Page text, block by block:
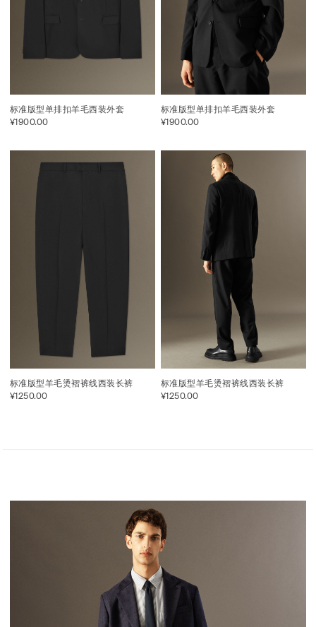
标准版型单排扣羊毛西装外套
¥1900.00
标准版型单排扣羊毛西装外套
¥1900.00
标准版型羊毛烫褶裤线西装长裤
¥1250.00
标准版型羊毛烫褶裤线西装长裤
¥1250.00
关注我们即表明你确认同意我们的隐私政策